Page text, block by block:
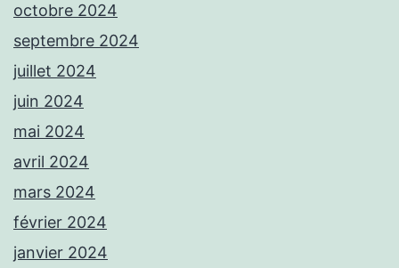
octobre 2024
septembre 2024
juillet 2024
juin 2024
mai 2024
avril 2024
mars 2024
février 2024
janvier 2024